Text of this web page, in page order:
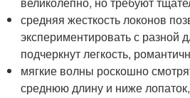
средняя жесткость локонов
экспериментировать с разной
подчеркнут легкость,
мягкие волны роскошно
среднюю длину и ниже